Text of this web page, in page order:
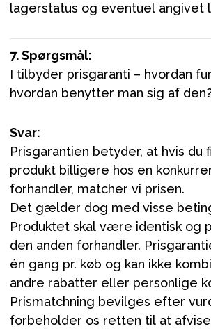
lagerstatus og eventuel angivet
7. Spørgsmål:
I tilbyder prisgaranti – hvordan
hvordan benytter man sig af
Svar:
Prisgarantien betyder, at hvis du
produkt billigere hos en
forhandler, matcher vi prisen.
Det gælder dog med visse
Produktet skal være identisk og
den anden forhandler.
én gang pr. køb og kan ikke
andre rabatter eller personlige
Prismatchning bevilges efter
forbeholder os retten til at